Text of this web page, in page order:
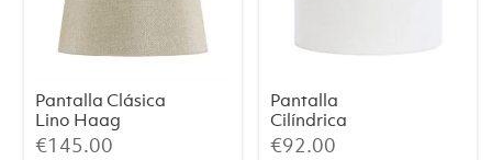
Pantalla Clásica
Lino Haag
(Mediana)
€145.00
Pantalla
Cilíndrica
LIVIGNO –
€92.00